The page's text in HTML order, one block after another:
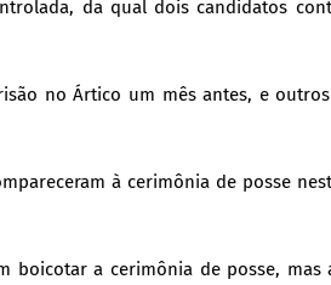
da qual dois candidatos
no Ártico um mês antes, e
à cerimônia de posse
boicotar a cerimônia de posse, mas